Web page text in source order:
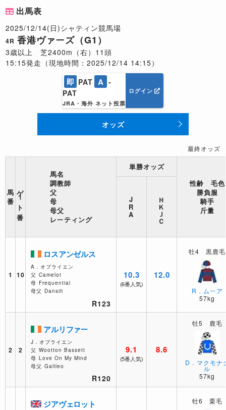
出馬表
2025/12/14(日)シャティン競馬場
4R 香港ヴァーズ（G1）
3歳以上 芝2400m（右）11頭
15:15発走（現地時間：2025/12/14 14:15）
即 PAT A -
PAT
JRA・海外 ネット投票
ログイン
オッズ
最終オッズ
馬
番 ゲート番
馬名
調教師
父
母
母父
レーティング
単勝オッズ
J
R
A ＨＫＪＣ
性齢 毛色
勝負服
騎手
斤量
1 10
ロスアンゼルス
A．オブライエン
父 Camelot
母 Frequential
母父 Dansili
R123
10.3
(6番人気)
12.0
牡4 黒鹿毛
R．ムーア
57kg
2 2
アルリファー
J．オブライエン
父 Wootton Bassett
母 Love On My Mind
母父 Galileo
R120
9.1
(5番人気)
8.6
牡5 鹿毛
D．マクモナ
ル
57kg
ジアヴェロット 牡6 栗毛